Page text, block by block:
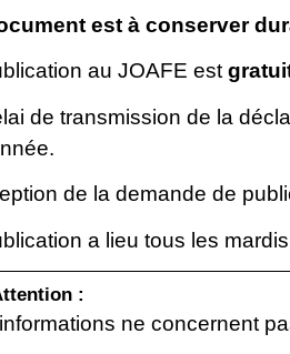
est à conserver
au JOAFE est
de transmission de la
de la demande de
a lieu tous les
:
ne concernent